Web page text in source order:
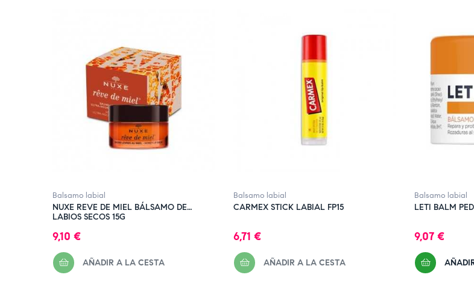
Balsamo labial
NUXE REVE DE MIEL BÁLSAMO DE
LABIOS SECOS 15G
Precio
9,10 €
AÑADIR A LA CESTA
Balsamo labial
CARMEX STICK LABIAL FP15
Precio
6,71 €
AÑADIR A LA CESTA
Balsamo labial
LETI BALM
Precio
9,07 €